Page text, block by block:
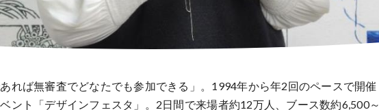
れば無審査でどなたでも参加できる」。1994年から年2回のペースで開催
ント「デザインフェスタ」。2日間で来場者約12万人、ブース数約6,500～